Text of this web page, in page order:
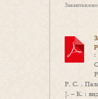
:
Р. С. ,
]. – К. :